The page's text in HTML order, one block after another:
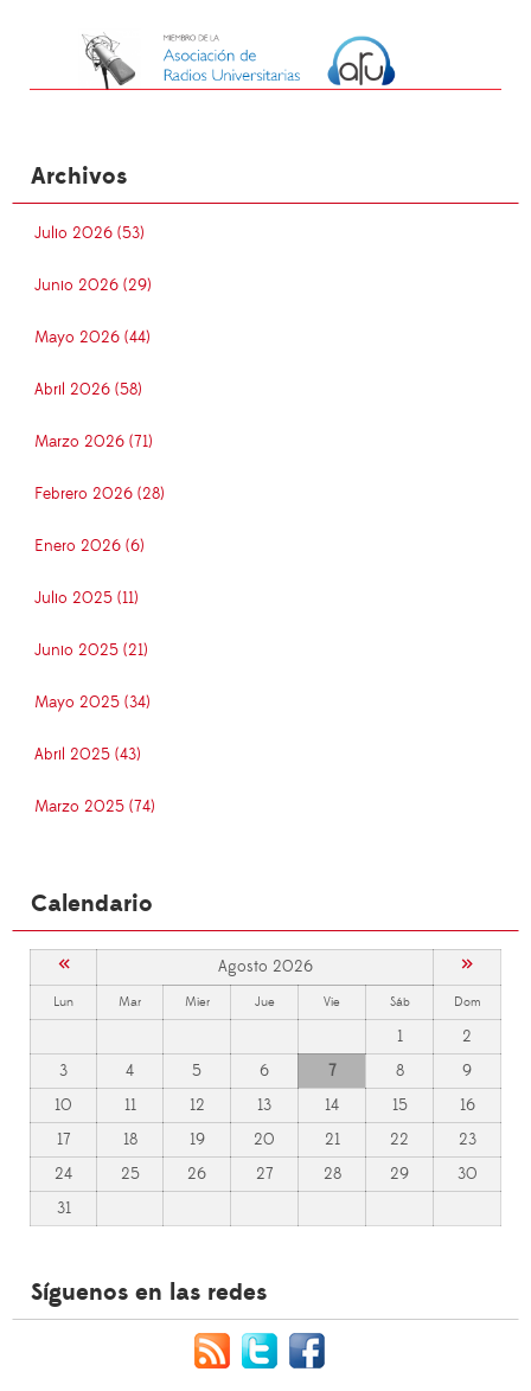
Archivos
Julio 2026 (53)
Junio 2026 (29)
Mayo 2026 (44)
Abril 2026 (58)
Marzo 2026 (71)
Febrero 2026 (28)
Enero 2026 (6)
Julio 2025 (11)
Junio 2025 (21)
Mayo 2025 (34)
Abril 2025 (43)
Marzo 2025 (74)
Calendario
« Agosto 2026 »
Lun Mar Mier Jue Vie Sáb Dom
1
2
3
4 5 6 7 8
9
10
11 12 13 14 15
16
17
18 19 20 21 22
23
24
25 26 27 28 29
30
31
Síguenos en las redes